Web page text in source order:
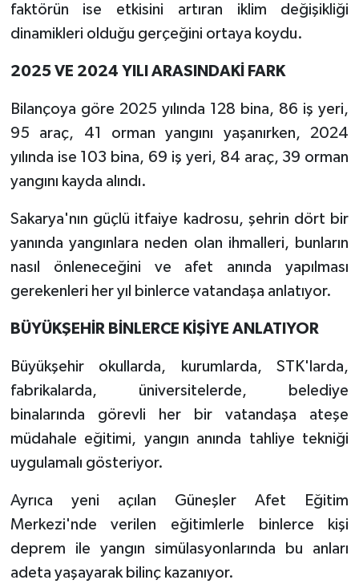
faktörün ise etkisini artıran iklim değişikliği
dinamikleri olduğu gerçeğini ortaya koydu.
2025 VE 2024 YILI ARASINDAKİ FARK
Bilançoya göre 2025 yılında 128 bina, 86 iş yeri,
95 araç, 41 orman yangını yaşanırken, 2024
yılında ise 103 bina, 69 iş yeri, 84 araç, 39 orman
yangını kayda alındı.
Sakarya'nın güçlü itfaiye kadrosu, şehrin dört bir
yanında yangınlara neden olan ihmalleri, bunların
nasıl önleneceğini ve afet anında yapılması
gerekenleri her yıl binlerce vatandaşa anlatıyor.
BÜYÜKŞEHİR BİNLERCE KİŞİYE ANLATIYOR
Büyükşehir okullarda, kurumlarda, STK'larda,
fabrikalarda, üniversitelerde, belediye
binalarında görevli her bir vatandaşa ateşe
müdahale eğitimi, yangın anında tahliye tekniği
uygulamalı gösteriyor.
Ayrıca yeni açılan Güneşler Afet Eğitim
Merkezi'nde verilen eğitimlerle binlerce kişi
deprem ile yangın simülasyonlarında bu anları
adeta yaşayarak bilinç kazanıyor.